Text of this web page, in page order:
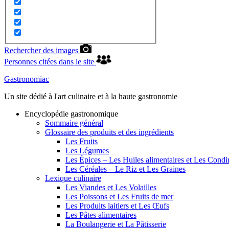
Rechercher des images
Personnes citées dans le site
Gastronomiac
Un site dédié à l'art culinaire et à la haute gastronomie
Encyclopédie gastronomique
Sommaire général
Glossaire des produits et des ingrédients
Les Fruits
Les Légumes
Les Épices – Les Huiles alimentaires et Les
Les Céréales – Le Riz et Les Graines
Lexique culinaire
Les Viandes et Les Volailles
Les Poissons et Les Fruits de mer
Les Produits laitiers et Les Œufs
Les Pâtes alimentaires
La Boulangerie et La Pâtisserie